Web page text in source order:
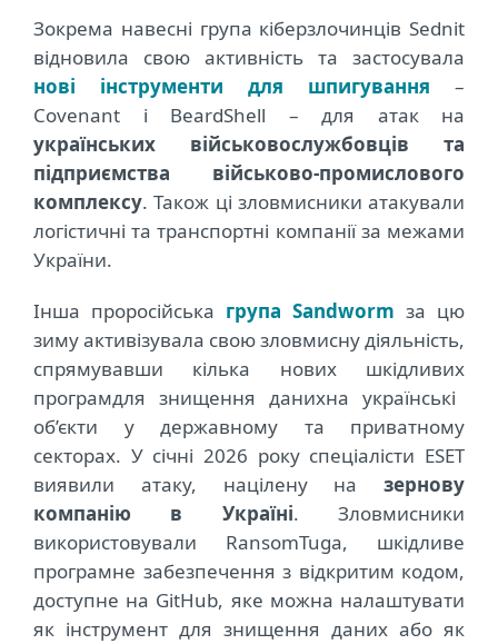
Зокрема навесні група кіберзлочинців Sednit
відновила свою активність та застосувала
нові інструменти для шпигування –
Covenant і BeardShell – для атак на
українських військовослужбовців та
підприємства військово-промислового
комплексу. Також ці зловмисники атакували
логістичні та транспортні компанії за межами
України.
Інша проросійська група Sandworm за цю
зиму активізувала свою зловмисну діяльність,
спрямувавши кілька нових шкідливих
програмдля знищення данихна українські
об’єкти у державному та приватному
секторах. У січні 2026 року спеціалісти ESET
виявили атаку, націлену на зернову
компанію в Україні. Зловмисники
використовували RansomTuga, шкідливе
програмне забезпечення з відкритим кодом,
доступне на GitHub, яке можна налаштувати
як інструмент для знищення даних або як